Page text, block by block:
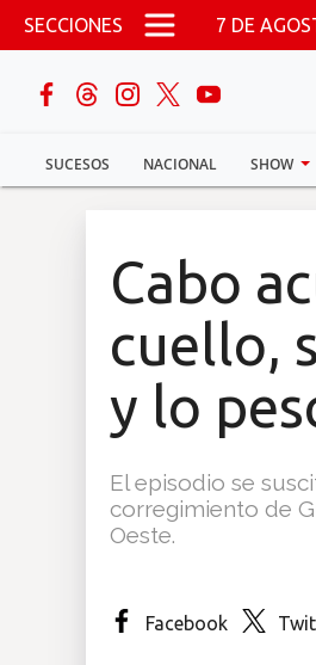
Pasar al contenido principal
SECCIONES 7 DE
SUCESOS NACIONAL SHOW
buscar
Sucesos
Cabo
cuello,
y lo
El episodio se
corregimiento de
Oeste.
Facebook